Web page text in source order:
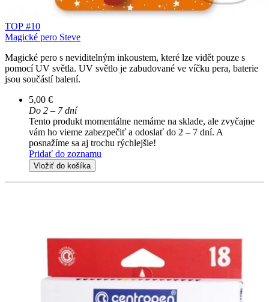
TOP #10
Magické pero Steve
Magické pero s neviditelným inkoustem, které lze vidět pouze s
pomocí UV světla. UV světlo je zabudované ve víčku pera, baterie
jsou součástí balení.
5,00 €
Do 2 – 7 dní
Tento produkt momentálne nemáme na sklade, ale zvyčajne
vám ho vieme zabezpečiť a odoslať do 2 – 7 dní. A
posnažíme sa aj trochu rýchlejšie!
Pridať do zoznamu
Vložiť do košíka